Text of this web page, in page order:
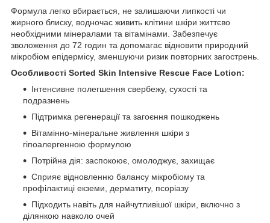
Формула легко вбирається, не залишаючи липкості чи
жирного блиску, водночас живить клітини шкіри життєво
необхідними мінералами та вітамінами. Забезпечує
зволоження до 72 годин та допомагає відновити природний
мікробіом епідермісу, зменшуючи ризик повторних загострень.
Особливості Sorted Skin Intensive Rescue Face Lotion:
Інтенсивне полегшення свербежу, сухості та
подразнень
Підтримка регенерації та загоєння пошкоджень
Вітамінно-мінеральне живлення шкіри з
гіпоалергенною формулою
Потрійна дія: заспокоює, омолоджує, захищає
Сприяє відновленню балансу мікробіому та
профілактиці екземи, дерматиту, псоріазу
Підходить навіть для найчутливішої шкіри, включно з
ділянкою навколо очей